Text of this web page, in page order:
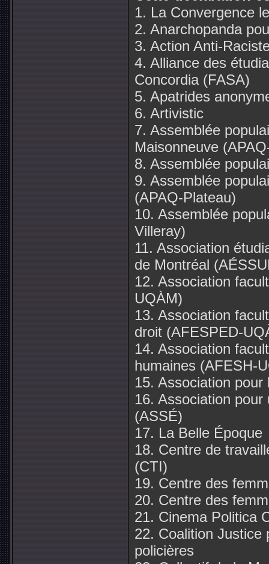
1. La Convergence
2. Anarchopanda
3. Action Anti-
4. Alliance des
Concordia (FASA)
5. Apatrides
6. Artivistic
7. Assemblée
Maisonneuve
8. Assemblée
9. Assemblée
(APAQ-Plateau)
10. Assemblée
Villeray)
11. Association
de Montréal
12. Association
UQÀM)
13. Association
droit (AFESPED-
14. Association
humaines (AFESH-
15. Association
16. Association
(ASSÉ)
17. La Belle Époque
18. Centre de
(CTI)
19. Centre des
20. Centre des
21. Cinema Politica
22. Coalition Justice
policières